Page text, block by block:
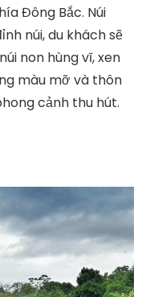
Đông Bắc. Núi
núi, du khách sẽ
non hùng vĩ, xen
màu mỡ và thôn
cảnh thu hút.